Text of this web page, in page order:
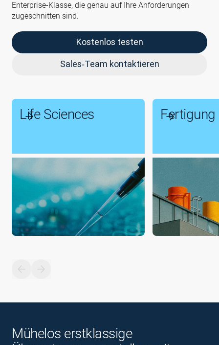
Enterprise‑Klasse, die genau auf Ihre Anforderungen
zugeschnitten sind.
Kostenlos testen
Sales‑Team kontaktieren
Life Sciences Fertigung
Mühelos erstklassige